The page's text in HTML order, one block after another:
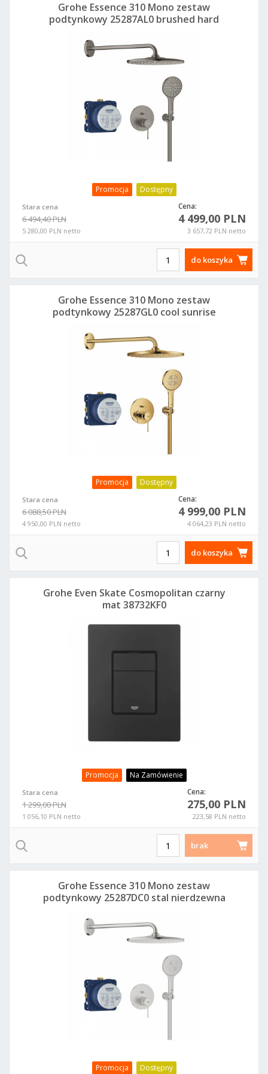
Promocja Dostępny
Stara cena
6 494,40 PLN
5 280,00 PLN netto
Cena:
4 499,00 PLN
3 657,72 PLN netto
Grohe Essence 310 Mono zestaw
podtynkowy 25287AL0 brushed hard
do koszyka
Promocja Dostępny
Stara cena
6 088,50 PLN
4 950,00 PLN netto
Cena:
4 999,00 PLN
4 064,23 PLN netto
Grohe Essence 310 Mono zestaw
podtynkowy 25287GL0 cool sunrise
do koszyka
Promocja Na Zamówienie
Stara cena
1 299,00 PLN
1 056,10 PLN netto
Cena:
275,00 PLN
223,58 PLN netto
Grohe Even Skate Cosmopolitan czarny
mat 38732KF0
brak
Promocja Dostępny
Grohe Essence 310 Mono zestaw
podtynkowy 25287DC0 stal nierdzewna